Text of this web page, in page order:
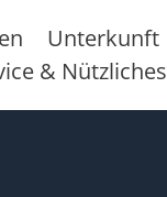
Unterkunft
& Nützliches